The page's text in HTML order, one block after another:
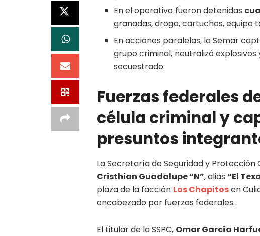
En el operativo fueron detenidas
granadas, droga, cartuchos, equipo
En acciones paralelas, la Semar
grupo criminal, neutralizó
secuestrado.
Fuerzas federales
célula criminal y
presuntos
La Secretaría de Seguridad y
Cristhian Guadalupe “N”, alias “El
plaza de la facción Los Chapitosen
encabezado por fuerzas federales.
El titular de la SSPC, Omar García